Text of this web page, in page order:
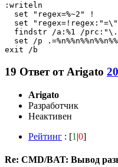
:writeln
  set "regex=%~2" !
set
findstr /a:%1 /
set /p
exit /b
19 Ответ от Arigato
Arigato
Разработчик
Неактивен
Рейтинг : [1 |0]
Re: CMD/BAT: Вывод